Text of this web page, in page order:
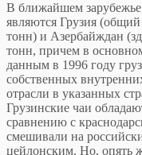
В ближайшем
являются Грузия
тонн) и Азербайждан
тонн, причем в
данным в 1996 году
собственных
отрасли в указанных
Грузинские чаи
сравнению с
смешивали на
цейлонским. Но, опять